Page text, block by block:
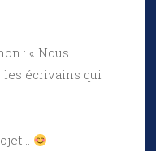
: « Nous
écrivains qui